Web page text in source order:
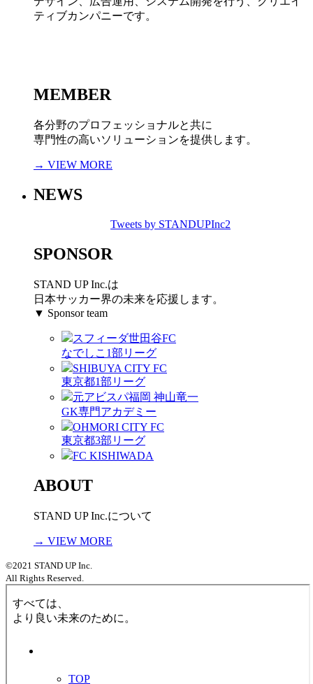
ティブカンパニーです。
MEMBER
各分野のプロフェッショナルと共に
専門性の高いソリューションを提供します。
→ VIEW MORE
NEWS
Tweets by STANDUPInc2
SPONSOR
STAND UP Inc.は
日本サッカー界の未来を応援します。
▼ Sponsor team
スフィーダ世田谷FC
なでしこ1部リーグ
SHIBUYA CITY FC
東京都1部リーグ
元アビスパ福岡 神山竜一
GK専門アカデミー
OHMORI CITY FC
東京都3部リーグ
FC KISHIWADA
ABOUT
STAND UP Inc.について
→ VIEW MORE
©2021 STAND UP Inc.
All Rights Reserved.